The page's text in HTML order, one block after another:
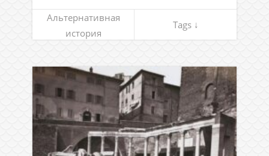
Альтернативная
история
Tags ↓